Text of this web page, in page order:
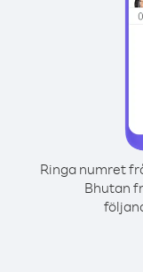
Ringa numret
Bhutan